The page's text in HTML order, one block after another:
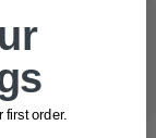
IL
first order.